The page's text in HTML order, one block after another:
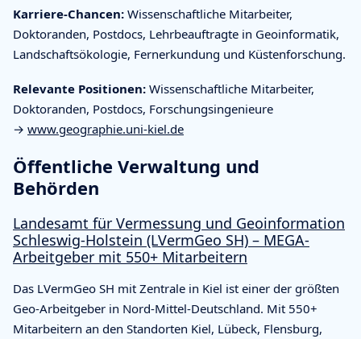
Karriere-Chancen: Wissenschaftliche Mitarbeiter,
Doktoranden, Postdocs, Lehrbeauftragte in Geoinformatik,
Landschaftsökologie, Fernerkundung und Küstenforschung.
Relevante Positionen: Wissenschaftliche Mitarbeiter,
Doktoranden, Postdocs, Forschungsingenieure
→ www.geographie.uni-kiel.de
Öffentliche Verwaltung und
Behörden
Landesamt für Vermessung und Geoinformation
Schleswig-Holstein (LVermGeo SH) – MEGA-
Arbeitgeber mit 550+ Mitarbeitern
Das LVermGeo SH mit Zentrale in Kiel ist einer der größten
Geo-Arbeitgeber in Nord-Mittel-Deutschland. Mit 550+
Mitarbeitern an den Standorten Kiel, Lübeck, Flensburg,